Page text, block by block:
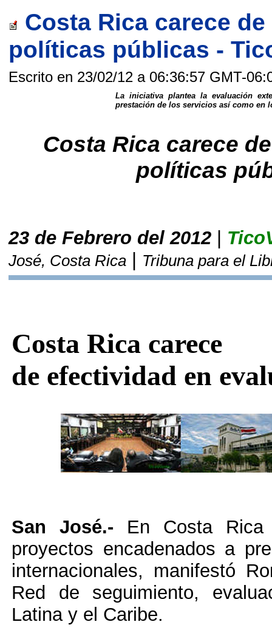
Costa Rica carece
políticas públicas -
Escrito en 23/02/12 a 06:36:57 GMT-
La iniciativa plantea la evaluación
prestación de los servicios así como en
Costa Rica carece
políticas
23 de Febrero del 2012
José, Costa Rica Tribuna para el
Costa Rica carece
de efectividad en
San José.- En Costa
proyectos encadenados a
internacionales, manifestó
Red de seguimiento,
Latina y el Caribe.